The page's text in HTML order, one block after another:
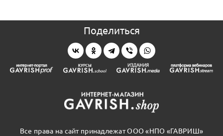
Поделиться
Все права на сайт принадлежат ООО «НПО «ГАВРИШ»